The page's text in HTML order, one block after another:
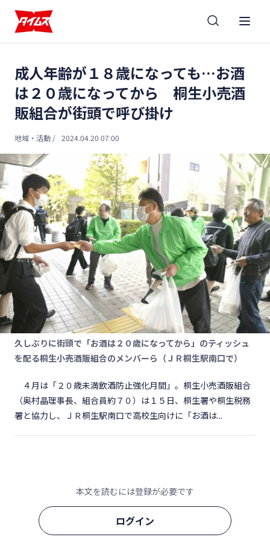
成人年齢が１８歳になっても…お酒
は２０歳になってから 桐生小売酒
販組合が街頭で呼び掛け
地域・活動 / 2024.04.20 07:00
久しぶりに街頭で「お酒は２０歳になってから」のティッシュ
を配る桐生小売酒販組合のメンバーら（ＪＲ桐生駅南口で）
４月は「２０歳未満飲酒防止強化月間」。桐生小売酒販組合
（奥村晶理事長、組合員約７０）は１５日、桐生署や桐生税務
署と協力し、ＪＲ桐生駅南口で高校生向けに「お酒は...
本文を読むには登録が必要です
ログイン